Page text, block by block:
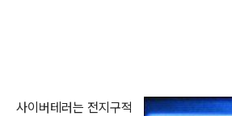
사이버테러는 전지구적